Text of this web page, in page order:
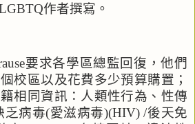
作者撰寫。
要求各學區總監回復，他們
校區以及花費多少預算購置；
相同資訊：人類性行為、性傳
乏病毒(愛滋病毒)(HIV) /後天免